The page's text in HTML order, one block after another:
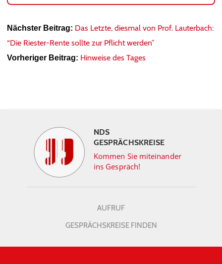
Nächster Beitrag: Das Letzte, diesmal von Prof. Lauterbach:
“Die Riester-Rente sollte zur Pflicht werden”
Vorheriger Beitrag: Hinweise des Tages
NDS
GESPRÄCHSKREISE
Kommen Sie miteinander
ins Gespräch!
AUFRUF
GESPRÄCHSKREISE FINDEN